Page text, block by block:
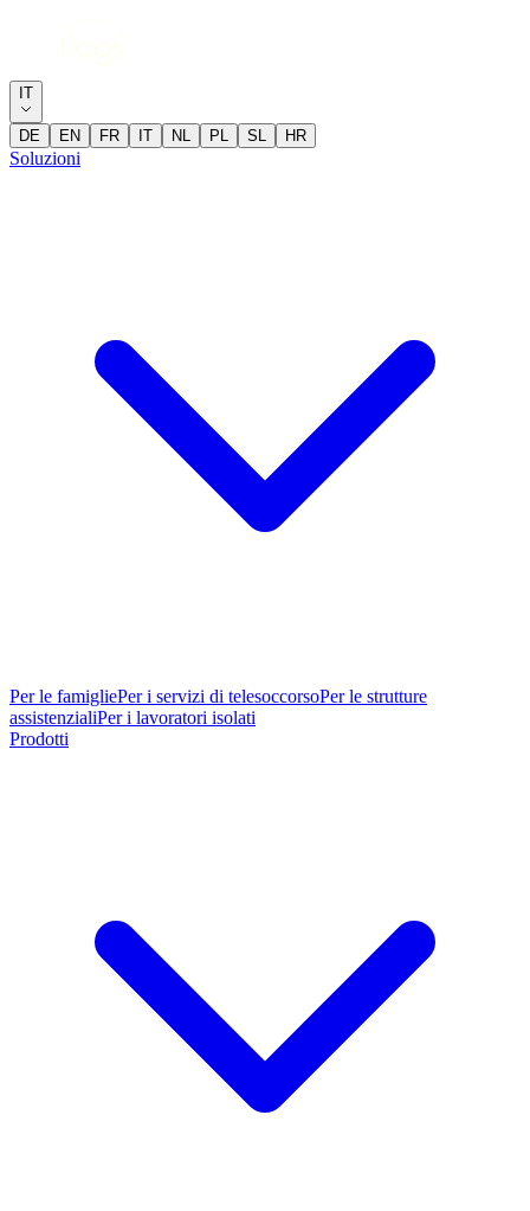
IT
DE EN FR IT NL PL SL HR
Soluzioni
Per le famigliePer i servizi di telesoccorsoPer le strutture
assistenzialiPer i lavoratori isolati
Prodotti